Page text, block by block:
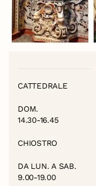
CATTEDRALE
DOM.
14.30-16.45
CHIOSTRO
DA LUN. A SAB.
9.00-19.00